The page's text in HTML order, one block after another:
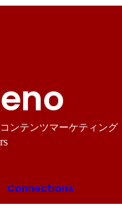
ンテンツマーケティング
Connections